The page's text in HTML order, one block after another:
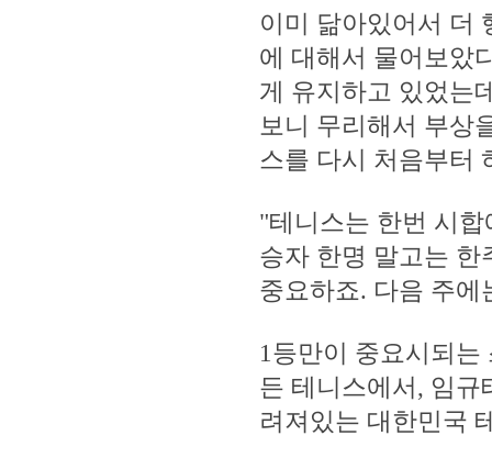
이미 닮아있어서 더
에 대해서 물어보았
게 유지하고 있었는
보니 무리해서 부상
스를 다시 처음부터
"테니스는 한번 시
승자 한명 말고는 한
중요하죠. 다음 주에
1등만이 중요시되
든 테니스에서, 임규
려져있는 대한민국